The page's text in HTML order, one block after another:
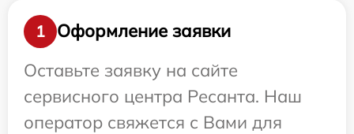
1
Оформление заявки
Оставьте заявку на сайте
сервисного центра Ресанта. Наш
оператор свяжется с Вами для